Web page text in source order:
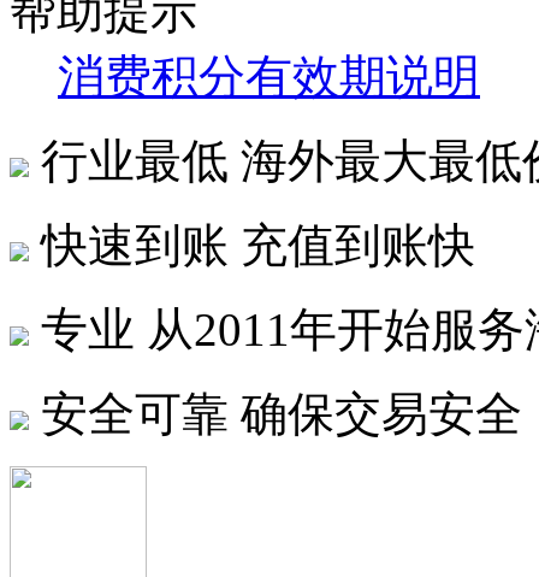
帮助提示
消费积分有效期说明
行业最低 海外最大最低
快速到账 充值到账快
专业 从2011年开始服
安全可靠 确保交易安全